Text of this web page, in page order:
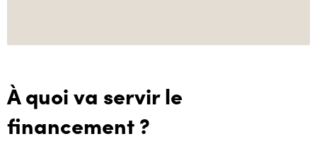
À quoi va servir le
financement ?